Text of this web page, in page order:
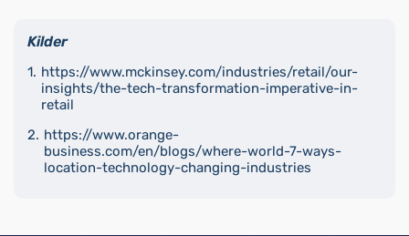
Kilder
https://www.mckinsey.com/industries/retail/our-
insights/the-tech-transformation-imperative-in-
retail
https://www.orange-
business.com/en/blogs/where-world-7-ways-
location-technology-changing-industries